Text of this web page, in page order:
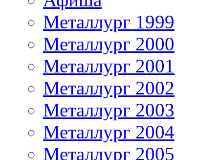
Металлург 1999
Металлург 2000
Металлург 2001
Металлург 2002
Металлург 2003
Металлург 2004
Металлург 2005